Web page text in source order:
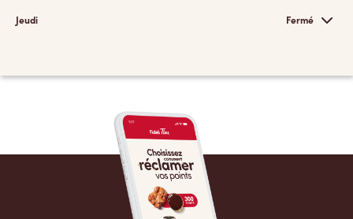
Jeudi Fermé